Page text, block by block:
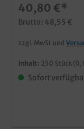
40,80 €*
Brutto: 48,55 €
zzgl. MwSt und
Inhalt: 250 Stück
Sofort